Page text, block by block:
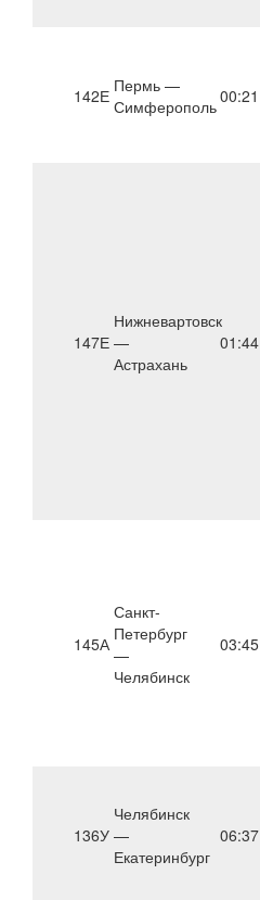
142Е Пермь —
Симферополь00:21
147Е
Нижневартовск
—
Астрахань
01:44
145А
Санкт-
Петербург
—
Челябинск
03:45
136У
Челябинск
—
Екатеринбург
06:37